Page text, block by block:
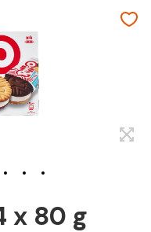
x 80 g